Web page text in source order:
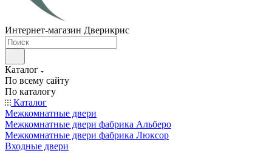
Интернет-магазин Дверикрис
Каталог
По всему сайту
По каталогу
Каталог
Межкомнатные двери
Межкомнатные двери фабрика Альберо
Межкомнатные двери фабрика Люксор
Входные двери